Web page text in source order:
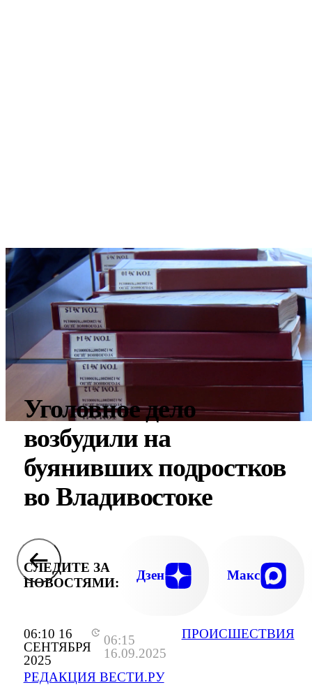
06:10 16
СЕНТЯБРЯ
2025
06:15
16.09.2025
РЕДАКЦИЯ ВЕСТИ.РУ
ПРОИСШЕСТВИЯ
Уголовное дело
возбудили на
буянивших подростков
во Владивостоке
СЛЕДИТЕ ЗА
НОВОСТЯМИ:
Дзен Макс